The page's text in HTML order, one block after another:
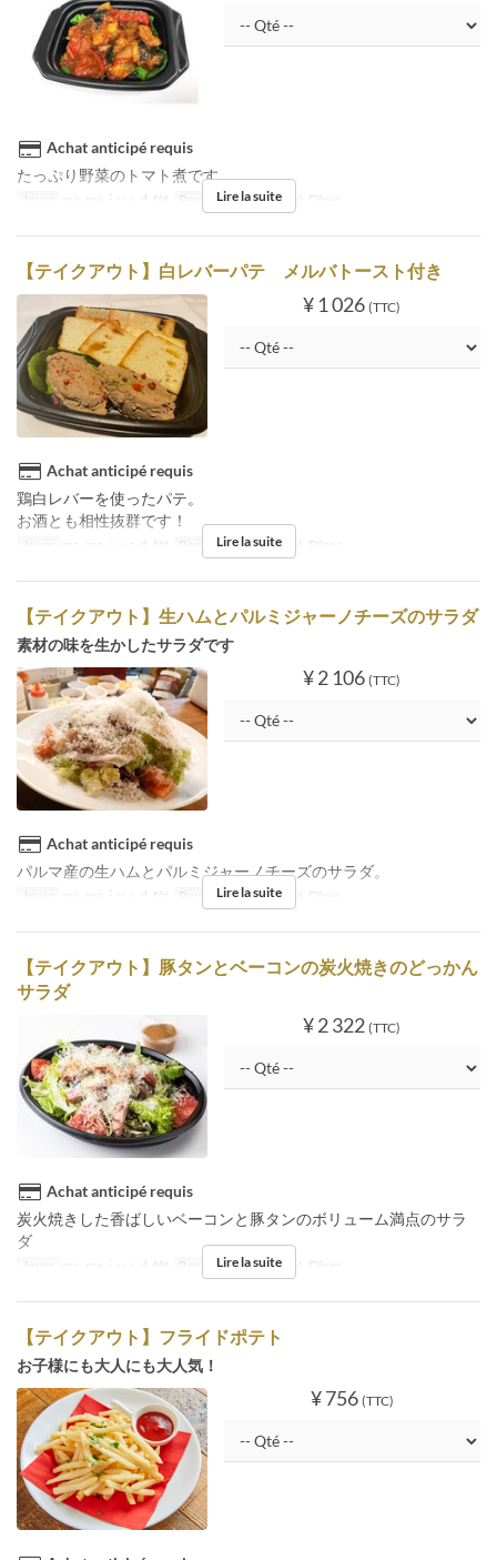
Achat anticipé requis
たっぷり野菜のトマト煮です。
Jours ma, me, j, v, s, d, fêt Repas Déjeuner, Thé, Dîner
Lire la suite
【テイクアウト】白レバーパテ メルバトースト付き
¥ 1 026 (TTC)
Achat anticipé requis
鶏白レバーを使ったパテ。
お酒とも相性抜群です！
Jours ma, me, j, v, s, d, fêt Repas Déjeuner, Thé, Dîner
Lire la suite
【テイクアウト】生ハムとパルミジャーノチーズのサラダ
素材の味を生かしたサラダです
¥ 2 106 (TTC)
Achat anticipé requis
パルマ産の生ハムとパルミジャーノチーズのサラダ。
Jours ma, me, j, v, s, d, fêt Repas Déjeuner, Thé, Dîner
Lire la suite
【テイクアウト】豚タンとベーコンの炭火焼きのどっかん
サラダ
¥ 2 322 (TTC)
Achat anticipé requis
炭火焼きした香ばしいベーコンと豚タンのボリューム満点のサラ
ダ
Jours ma, me, j, v, s, d, fêt Repas Déjeuner, Thé, Dîner
Lire la suite
【テイクアウト】フライドポテト
お子様にも大人にも大人気！
¥ 756 (TTC)